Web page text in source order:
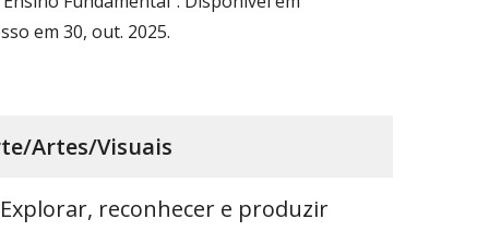
em 30, out. 2025.
Artes/Visuais
Explorar, reconhecer e produzir